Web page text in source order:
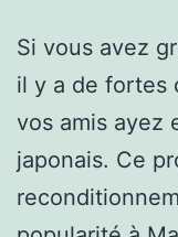
Si vous avez
il y a de fortes
vos amis ayez
japonais. Ce